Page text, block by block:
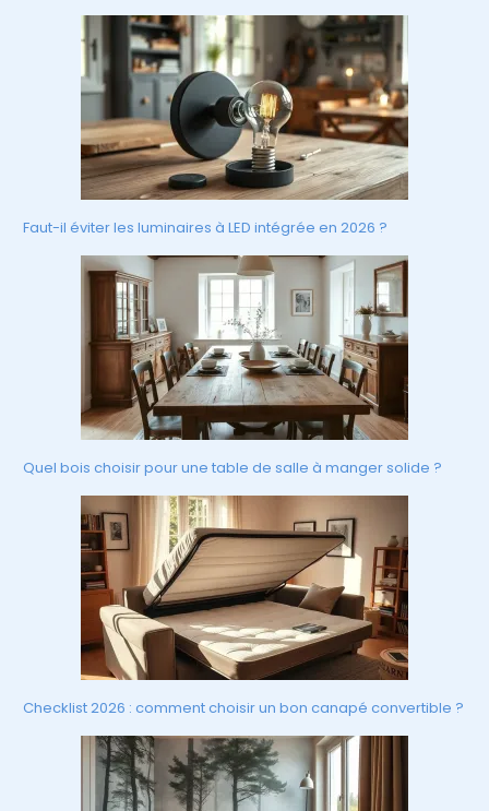
Faut-il éviter les luminaires à LED intégrée en 2026 ?
Quel bois choisir pour une table de salle à manger solide ?
Checklist 2026 : comment choisir un bon canapé convertible ?